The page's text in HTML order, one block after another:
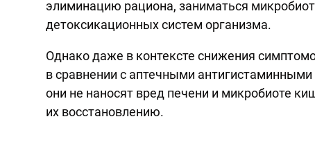
элиминацию рациона, заниматься
детоксикационных систем организма.
Однако даже в контексте снижения
в сравнении с аптечными антигистаминными
они не наносят вред печени и микробиоте
их восстановлению.